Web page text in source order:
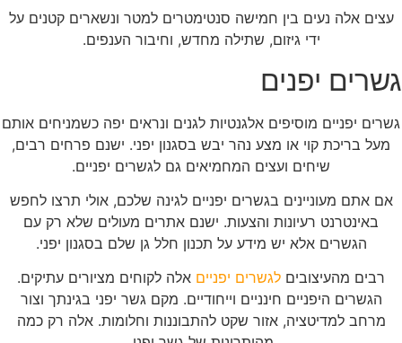
עצים אלה נעים בין חמישה סנטימטרים למטר ונשארים קטנים על
ידי גיזום, שתילה מחדש, וחיבור הענפים.
גשרים יפנים
גשרים יפניים מוסיפים אלגנטיות לגנים ונראים יפה כשמניחים אותם
מעל בריכת קוי או מצע נהר יבש בסגנון יפני. ישנם פרחים רבים,
שיחים ועצים המחמיאים גם לגשרים יפניים.
אם אתם מעוניינים בגשרים יפניים לגינה שלכם, אולי תרצו לחפש
באינטרנט רעיונות והצעות. ישנם אתרים מעולים שלא רק עם
הגשרים אלא יש מידע על תכנון חלל גן שלם בסגנון יפני.
רבים מהעיצובים לגשרים יפניים אלה לקוחים מציורים עתיקים.
הגשרים היפניים חינניים וייחודיים. מקם גשר יפני בגינתך וצור
מרחב למדיטציה, אזור שקט להתבוננות וחלומות. אלה רק כמה